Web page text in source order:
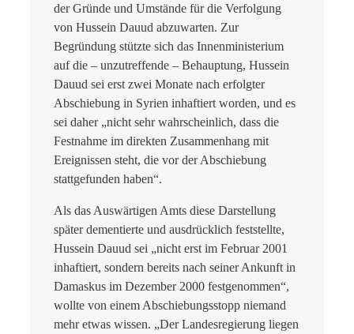
der Gründe und Umstände für die Verfolgung
von Hussein Dauud abzuwarten. Zur
Begründung stützte sich das Innenministerium
auf die – unzutreffende – Behauptung, Hussein
Dauud sei erst zwei Monate nach erfolgter
Abschiebung in Syrien inhaftiert worden, und es
sei daher „nicht sehr wahrscheinlich, dass die
Festnahme im direkten Zusammenhang mit
Ereignissen steht, die vor der Abschiebung
stattgefunden haben“.
Als das Auswärtigen Amts diese Darstellung
später dementierte und ausdrücklich feststellte,
Hussein Dauud sei „nicht erst im Februar 2001
inhaftiert, sondern bereits nach seiner Ankunft in
Damaskus im Dezember 2000 festgenommen“,
wollte von einem Abschiebungsstopp niemand
mehr etwas wissen. „Der Landesregierung liegen